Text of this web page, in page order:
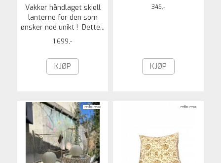
Vakker håndlaget skjell
lanterne for den som
ønsker noe unikt ! Dette...
1.699,-
KJØP
345,-
KJØP